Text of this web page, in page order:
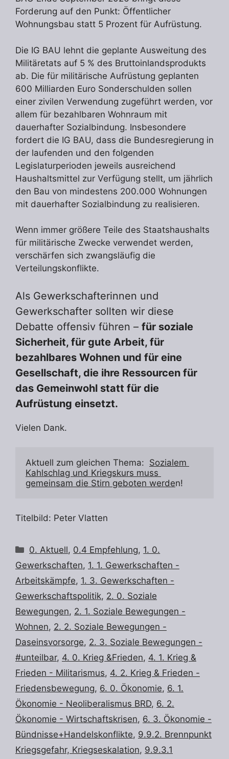
Forderung auf den Punkt: Öffentlicher
Wohnungsbau statt 5 Prozent für Aufrüstung.
Die IG BAU lehnt die geplante Ausweitung des
Militäretats auf 5 % des Bruttoinlandsprodukts
ab. Die für militärische Aufrüstung geplanten
600 Milliarden Euro Sonderschulden sollen
einer zivilen Verwendung zugeführt werden, vor
allem für bezahlbaren Wohnraum mit
dauerhafter Sozialbindung. Insbesondere
fordert die IG BAU, dass die Bundesregierung in
der laufenden und den folgenden
Legislaturperioden jeweils ausreichend
Haushaltsmittel zur Verfügung stellt, um jährlich
den Bau von mindestens 200.000 Wohnungen
mit dauerhafter Sozialbindung zu realisieren.
Wenn immer größere Teile des Staatshaushalts
für militärische Zwecke verwendet werden,
verschärfen sich zwangsläufig die
Verteilungskonflikte.
Als Gewerkschafterinnen und
Gewerkschafter sollten wir diese
Debatte offensiv führen – für soziale
Sicherheit, für gute Arbeit, für
bezahlbares Wohnen und für eine
Gesellschaft, die ihre Ressourcen für
das Gemeinwohl statt für die
Aufrüstung einsetzt.
Vielen Dank.
Aktuell zum gleichen Thema: Sozialem
Kahlschlag und Kriegskurs muss
gemeinsam die Stirn geboten werden!
Titelbild: Peter Vlatten
Kategorien
0. Aktuell, 0.4 Empfehlung, 1. 0.
Gewerkschaften, 1. 1. Gewerkschaften -
Arbeitskämpfe, 1. 3. Gewerkschaften -
Gewerkschaftspolitik, 2. 0. Soziale
Bewegungen, 2. 1. Soziale Bewegungen -
Wohnen, 2. 2. Soziale Bewegungen -
Daseinsvorsorge, 2. 3. Soziale Bewegungen -
#unteilbar, 4. 0. Krieg &Frieden, 4. 1. Krieg &
Frieden - Militarismus, 4. 2. Krieg & Frieden -
Friedensbewegung, 6. 0. Ökonomie, 6. 1.
Ökonomie - Neoliberalismus BRD, 6. 2.
Ökonomie - Wirtschaftskrisen, 6. 3. Ökonomie -
Bündnisse+Handelskonflikte, 9.9.2. Brennpunkt
Kriegsgefahr, Kriegseskalation, 9.9.3.1